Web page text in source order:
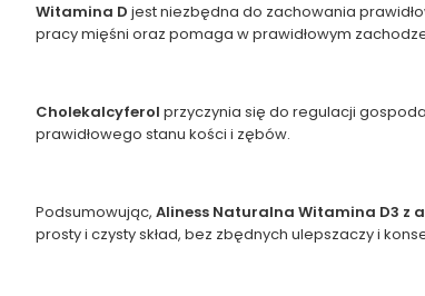
Witamina D jest niezbędna do zachowania
pracy mięśni oraz pomaga w prawidłowym
Cholekalcyferol przyczynia się do regulacji
prawidłowego stanu kości i zębów.
Podsumowując, Aliness Naturalna Witamina D3 z
prosty i czysty skład, bez zbędnych ulepszaczy i